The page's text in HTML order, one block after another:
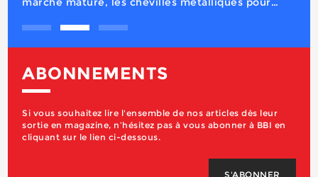
ABONNEMENTS
Si vous souhaitez lire l'ensemble de nos articles dès leur
sortie en magazine, n’hésitez pas à vous abonner à BBI en
cliquant sur le lien ci-dessous.
S'ABONNER